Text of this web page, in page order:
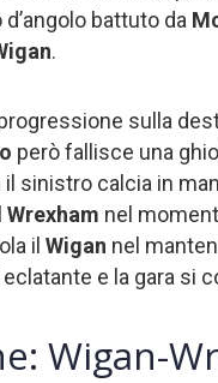
battuto da
.
sulla
però fallisce una
il sinistro calcia in
Wrexham nel
il Wigan nel
e la gara si
Wigan-